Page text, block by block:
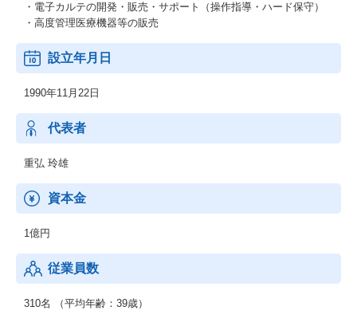
・電子カルテの開発・販売・サポート（操作指導・ハード保守）
・高度管理医療機器等の販売
設立年月日
1990年11月22日
代表者
重弘 玲雄
資本金
1億円
従業員数
310名 （平均年齢：39歳）